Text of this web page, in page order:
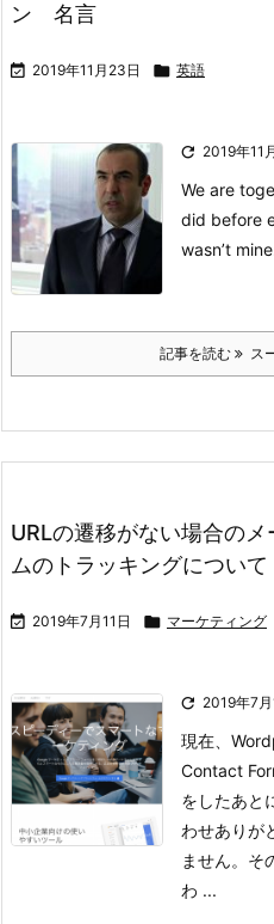
ン 名言
 2019年11月23日  英語
 2019年11
We are
did before
wasn’t
記事を読む ス
URLの遷移がない場合の
ムのトラッキングについて
 2019年7月11日  マーケティング
 2019年7月
現在、
Contact
をしたあと
わせありが
ません。 そ
わ ...